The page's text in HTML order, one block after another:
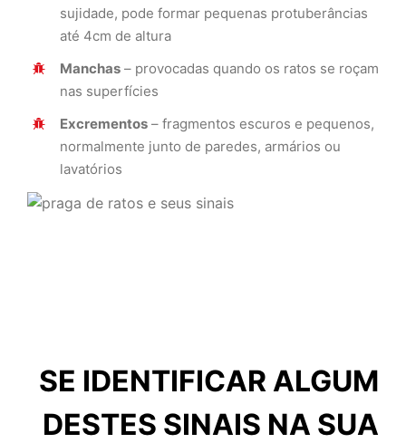
sujidade, pode formar pequenas protuberâncias
até 4cm de altura
Manchas – provocadas quando os ratos se roçam
nas superfícies
Excrementos – fragmentos escuros e pequenos,
normalmente junto de paredes, armários ou
lavatórios
SE IDENTIFICAR ALGUM
DESTES SINAIS NA SUA